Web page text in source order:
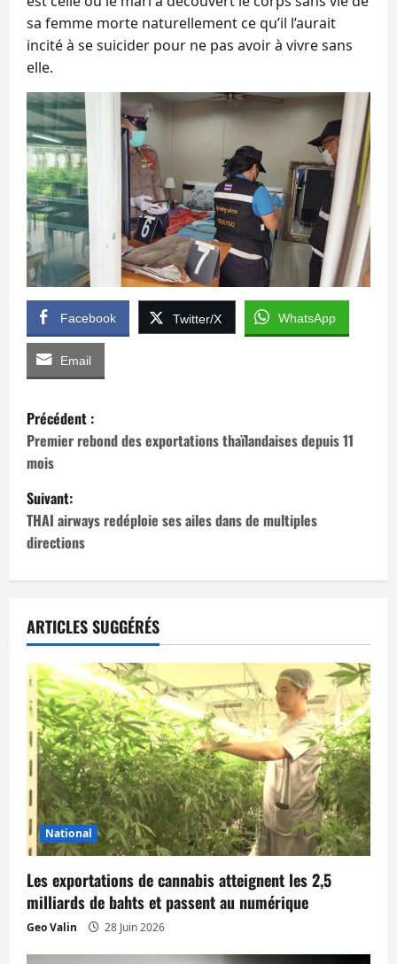
sa femme morte naturellement ce qu’il l’aurait
incité à se suicider pour ne pas avoir à vivre sans
elle.
Facebook Twitter/X WhatsApp
Email
N
a
v
i
g
t
i
o
n
d
’
a
r
t
Précédent :
Premier rebond des exportations thaïlandaises depuis 11
mois
Suivant:
THAI airways redéploie ses ailes dans de multiples
directions
ARTICLES SUGGÉRÉS
National
Les exportations de cannabis atteignent les 2,5
milliards de bahts et passent au numérique
Geo Valin 28 Juin 2026